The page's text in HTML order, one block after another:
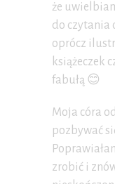
że
do czytania
oprócz
książeczek
fabułą 😊
Moja córa
pozbywać
zrobić i